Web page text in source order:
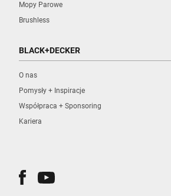
Mopy Parowe
Brushless
BLACK+DECKER
O nas
Pomysły + Inspiracje
Współpraca + Sponsoring
Kariera